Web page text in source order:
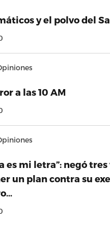
y el polvo del
a las 10 AM
es mi letra”: negó
un plan contra su